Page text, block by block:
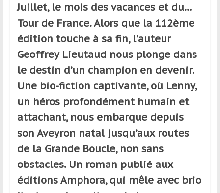
voyageurs
ponctuels
réguliers,
pratiquants,
passionnés
ou
simples
spectateurs
de
qui
déplacent
France
Juillet, le mois des vacances et du…
Tour de France. Alors que la 112ème
édition touche à sa fin, l’auteur
Geoffrey Lieutaud nous plonge dans
le destin d’un champion en devenir.
Une bio-fiction captivante, où Lenny,
un héros profondément humain et
attachant, nous embarque depuis
son Aveyron natal jusqu’aux routes
de la Grande Boucle, non sans
obstacles. Un roman publié aux
éditions Amphora, qui mêle avec brio